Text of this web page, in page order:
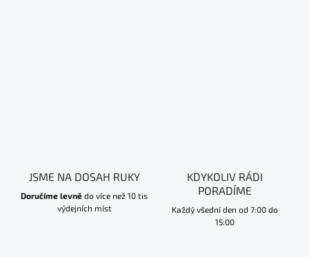
JSME NA DOSAH RUKY
Doručíme levně do více než 10 tis
výdejních míst
KDYKOLIV RÁDI
PORADÍME
Každý všední den od 7:00 do
15:00